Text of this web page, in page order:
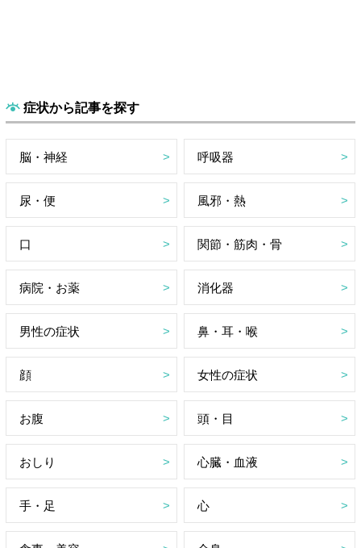
症状から記事を探す
脳・神経 呼吸器
尿・便 風邪・熱
口 関節・筋肉・骨
病院・お薬 消化器
男性の症状 鼻・耳・喉
顔 女性の症状
お腹 頭・目
おしり 心臓・血液
手・足 心